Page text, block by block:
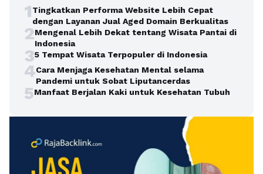
1Tingkatkan Performa Website Lebih Cepat
dengan Layanan Jual Aged Domain Berkualitas
2Mengenal Lebih Dekat tentang Wisata Pantai di
Indonesia
35 Tempat Wisata Terpopuler di Indonesia
4Cara Menjaga Kesehatan Mental selama
Pandemi untuk Sobat Liputancerdas
5Manfaat Berjalan Kaki untuk Kesehatan Tubuh